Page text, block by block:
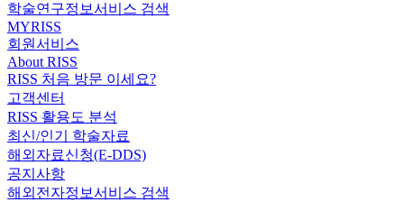
학술연구정보서비스 검색
MYRISS
회원서비스
About RISS
RISS 처음 방문 이세요?
고객센터
RISS 활용도 분석
최신/인기 학술자료
해외자료신청(E-DDS)
공지사항
해외전자정보서비스 검색